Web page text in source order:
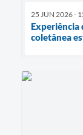
25 JUN 2026 -
Experiência
coletânea